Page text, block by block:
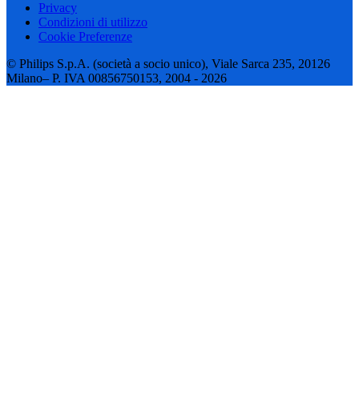
Privacy
Condizioni di utilizzo
Cookie Preferenze
© Philips S.p.A. (società a socio unico), Viale Sarca 235, 20126
Milano– P. IVA 00856750153, 2004 - 2026